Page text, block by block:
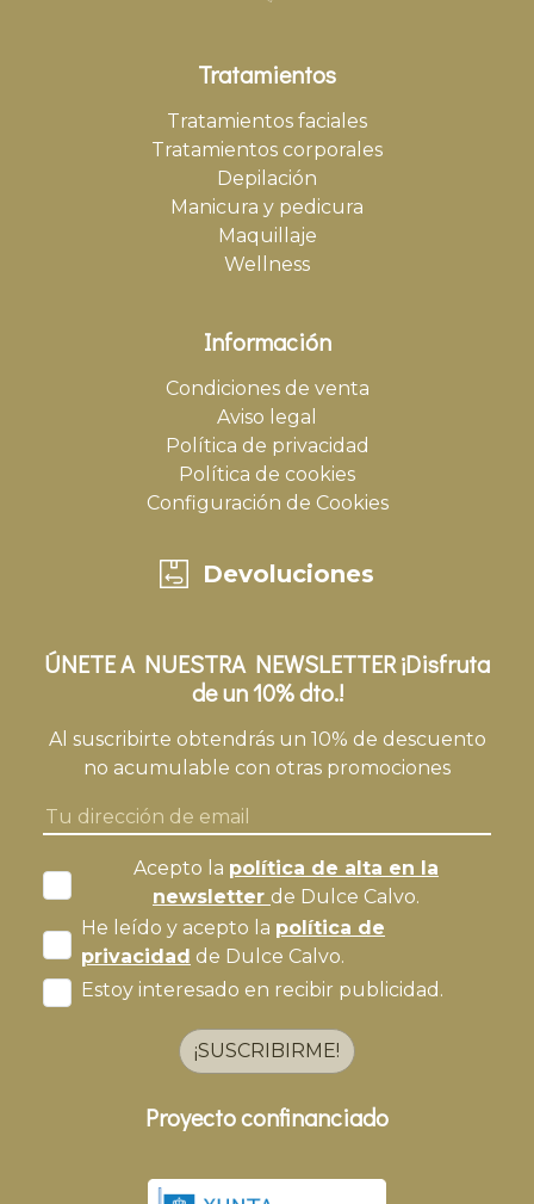
Tratamientos
Tratamientos faciales
Tratamientos corporales
Depilación
Manicura y pedicura
Maquillaje
Wellness
Información
Condiciones de venta
Aviso legal
Política de privacidad
Política de cookies
Configuración de Cookies
Devoluciones
ÚNETE A NUESTRA NEWSLETTER ¡Disfruta
de un 10% dto.!
Al suscribirte obtendrás un 10% de descuento
no acumulable con otras promociones
Acepto la política de alta en la
newsletter de Dulce Calvo.
He leído y acepto la política de
privacidad de Dulce Calvo.
Estoy interesado en recibir publicidad.
¡SUSCRIBIRME!
Proyecto confinanciado